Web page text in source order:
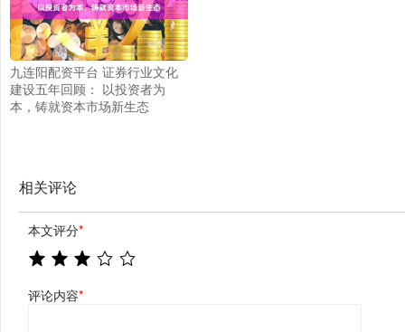
九连阳配资平台 证券行业文化
建设五年回顾： 以投资者为
本，铸就资本市场新生态
相关评论
本文评分*
评论内容*